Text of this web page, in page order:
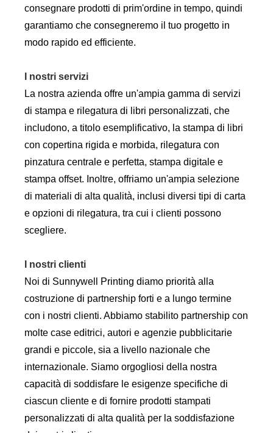
consegnare prodotti di prim'ordine in tempo, quindi
garantiamo che consegneremo il tuo progetto in
modo rapido ed efficiente.
I nostri servizi
La nostra azienda offre un'ampia gamma di servizi
di stampa e rilegatura di libri personalizzati, che
includono, a titolo esemplificativo, la stampa di libri
con copertina rigida e morbida, rilegatura con
pinzatura centrale e perfetta, stampa digitale e
stampa offset. Inoltre, offriamo un'ampia selezione
di materiali di alta qualità, inclusi diversi tipi di carta
e opzioni di rilegatura, tra cui i clienti possono
scegliere.
I nostri clienti
Noi di Sunnywell Printing diamo priorità alla
costruzione di partnership forti e a lungo termine
con i nostri clienti. Abbiamo stabilito partnership con
molte case editrici, autori e agenzie pubblicitarie
grandi e piccole, sia a livello nazionale che
internazionale. Siamo orgogliosi della nostra
capacità di soddisfare le esigenze specifiche di
ciascun cliente e di fornire prodotti stampati
personalizzati di alta qualità per la soddisfazione